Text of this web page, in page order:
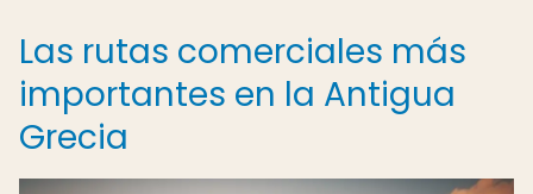
Las rutas comerciales más
importantes en la Antigua
Grecia